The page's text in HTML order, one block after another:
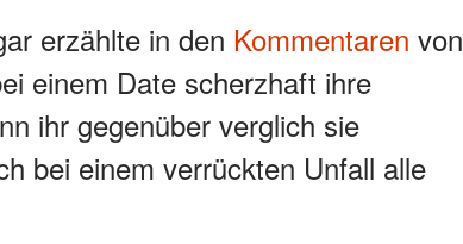
erzählte in den Kommentaren von
einem Date scherzhaft ihre
ihr gegenüber verglich sie
bei einem verrückten Unfall alle